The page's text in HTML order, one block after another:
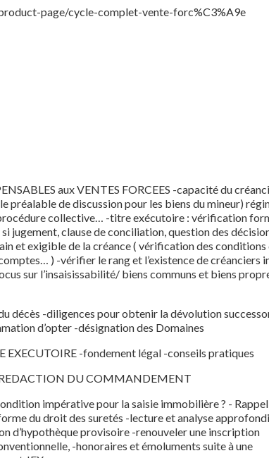
page/cycle-complet-vente-forc%C3%A9e
aux VENTES FORCEES -capacité du
préalable de discussion pour les biens du mineur)
collective… -titre exécutoire : vérification
jugement, clause de conciliation, question des
et exigible de la créance ( vérification des conditions
) -vérifier le rang et l’existence de créanciers
sur l’insaisissabilité/ biens communs et biens
décès -diligences pour obtenir la dévolution
d’opter -désignation des Domaines
EXECUTOIRE -fondement légal -conseils pratiques
REDACTION DU COMMANDEMENT
impérative pour la saisie immobilière ? -
du droit des suretés -lecture et analyse
d’hypothèque provisoire -renouveler une inscription
-honoraires et émoluments suite à une